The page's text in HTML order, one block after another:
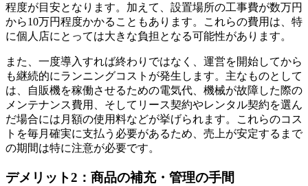
程度が目安となります。加えて、設置場所の工事費が数万円
から10万円程度かかることもあります。これらの費用は、特
に個人店にとっては大きな負担となる可能性があります。
また、一度導入すれば終わりではなく、運営を開始してから
も継続的にランニングコストが発生します。主なものとして
は、自販機を稼働させるための電気代、機械が故障した際の
メンテナンス費用、そしてリース契約やレンタル契約を選ん
だ場合には月額の使用料などが挙げられます。これらのコス
トを毎月確実に支払う必要があるため、売上が安定するまで
の期間は特に注意が必要です。
デメリット2：商品の補充・管理の手間